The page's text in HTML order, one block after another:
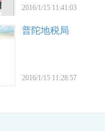
2016/1/15 11:41:03
普陀地税局
2016/1/15 11:28:57